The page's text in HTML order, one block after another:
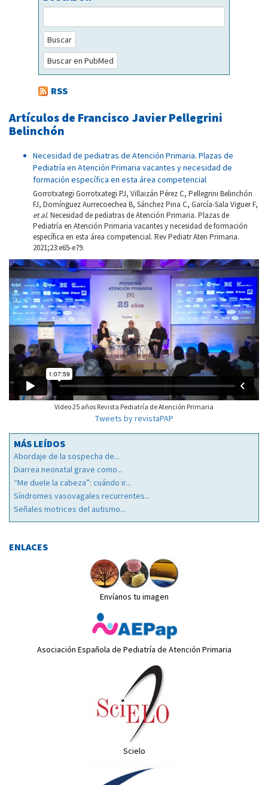
Buscar
Buscar en PubMed
RSS
Artículos de Francisco Javier Pellegrini
Belinchón
Necesidad de pediatras de Atención Primaria. Plazas de
Pediatría en Atención Primaria vacantes y necesidad de
formación específica en esta área competencial
Gorrotxategi Gorrotxategi PJ, Villaizán Pérez C, Pellegrini Belinchón
FJ, Domínguez Aurrecoechea B, Sánchez Pina C, García-Sala Viguer F,
et al. Necesidad de pediatras de Atención Primaria. Plazas de
Pediatría en Atención Primaria vacantes y necesidad de formación
específica en esta área competencial. Rev Pediatr Aten Primaria.
2021;23:e65-e79.
Video 25 años Revista Pediatría de Atención Primaria
Tweets by revistaPAP
MÁS LEÍDOS
Abordaje de la sospecha de...
Diarrea neonatal grave como...
“Me duele la cabeza”: cuándo ir...
Síndromes vasovagales recurrentes...
Señales motrices del autismo...
ENLACES
Envíanos tu imagen
Asociación Española de Pediatría de Atención Primaria
Scielo